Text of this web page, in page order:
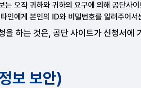
는 오직 귀하와 귀하의 요구에 의해 공단사
인에게 본인의 ID와 비밀번호를 알려주어
을 하는 것은, 공단 사이트가 신청서
보 보안)